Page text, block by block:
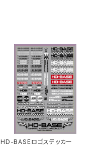
HD-BASEロゴステッカー